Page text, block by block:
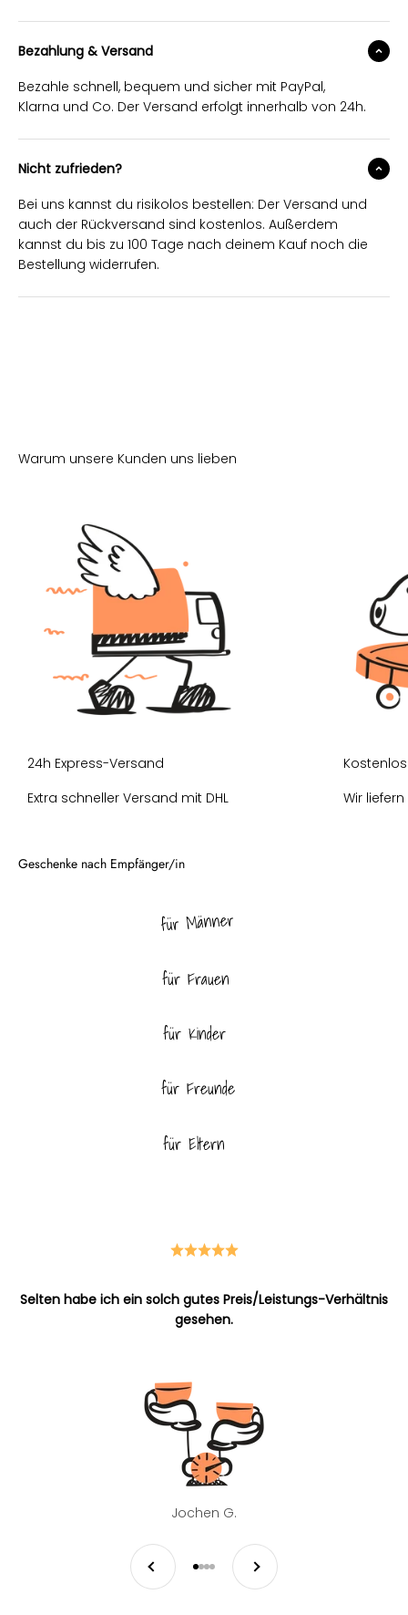
Bezahlung & Versand
Bezahle schnell, bequem und sicher mit PayPal,
Klarna und Co. Der Versand erfolgt innerhalb von 24h.
Nicht zufrieden?
Bei uns kannst du risikolos bestellen: Der Versand und
auch der Rückversand sind kostenlos. Außerdem
kannst du bis zu 100 Tage nach deinem Kauf noch die
Bestellung widerrufen.
24h Express-Versand
Extra schneller Versand mit DHL
Wir
für Männer
für Frauen
für Kinder
für Freunde
für Eltern
Selten habe ich ein solch gutes Preis/Leistungs-Verhältnis
gesehen.
Jochen G.
Zurück
Gehe zu Element 1
Gehe zu Element 2
Gehe zu Element 3
Gehe zu Element 4
Vor